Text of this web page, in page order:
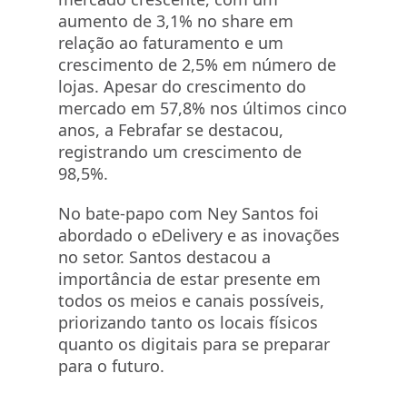
aumento de 3,1% no share em
relação ao faturamento e um
crescimento de 2,5% em número de
lojas. Apesar do crescimento do
mercado em 57,8% nos últimos cinco
anos, a Febrafar se destacou,
registrando um crescimento de
98,5%.
No bate-papo com Ney Santos foi
abordado o eDelivery e as inovações
no setor. Santos destacou a
importância de estar presente em
todos os meios e canais possíveis,
priorizando tanto os locais físicos
quanto os digitais para se preparar
para o futuro.